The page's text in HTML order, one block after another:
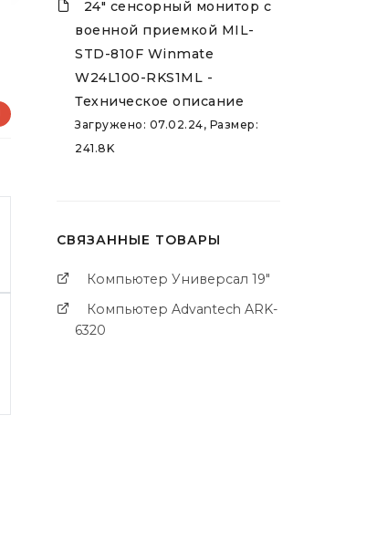
24" сенсорный монитор с
военной приемкой MIL-
STD-810F Winmate
W24L100-RKS1ML -
Техническое описание
Загружено: 07.02.24, Размер:
241.8K
СВЯЗАННЫЕ ТОВАРЫ
Компьютер Универсал 19"
Компьютер Advantech ARK-
6320